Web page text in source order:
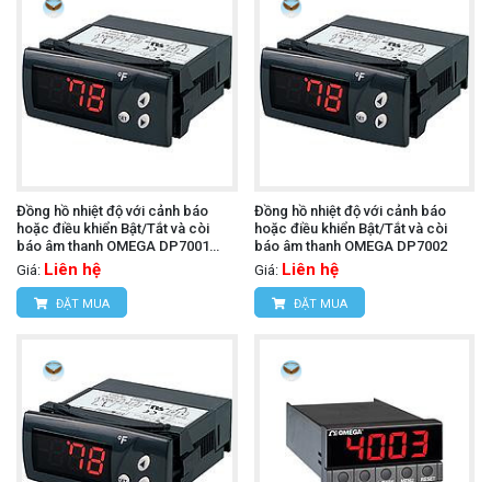
Đồng hồ nhiệt độ với cảnh báo
hoặc điều khiển Bật/Tắt và còi
báo âm thanh OMEGA DP7001
(110 Vac)
Giá: Liên hệ
ĐẶT MUA
Đồng hồ nhiệt độ với cảnh báo
hoặc điều khiển Bật/Tắt và còi
báo âm thanh OMEGA DP7002
Giá: Liên hệ
ĐẶT MUA